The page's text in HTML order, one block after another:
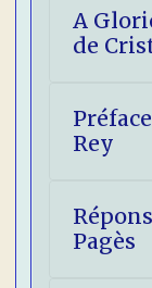
A
de
Rey
Pagès